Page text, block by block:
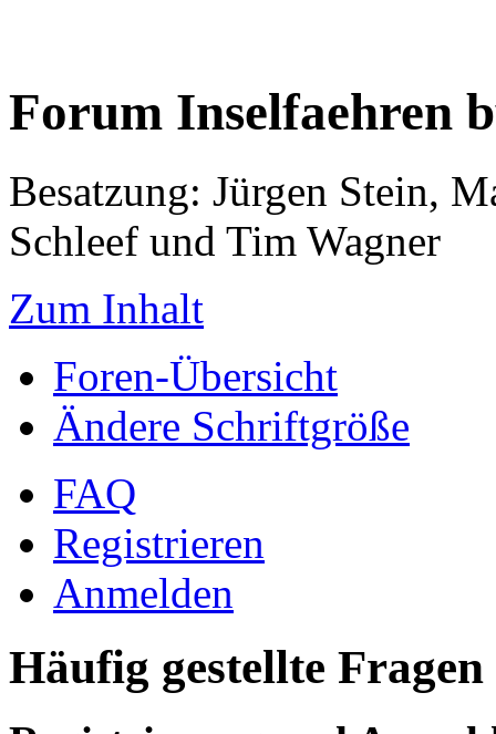
Forum Inselfaehren
Besatzung: Jürgen Stein,
Schleef und Tim Wagner
Zum Inhalt
Foren-Übersicht
Ändere Schriftgröße
FAQ
Registrieren
Anmelden
Häufig gestellte Fragen